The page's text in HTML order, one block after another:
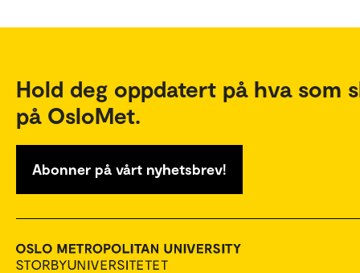
Hold deg oppdatert på hva som
på OsloMet.
Abonner på vårt nyhetsbrev!